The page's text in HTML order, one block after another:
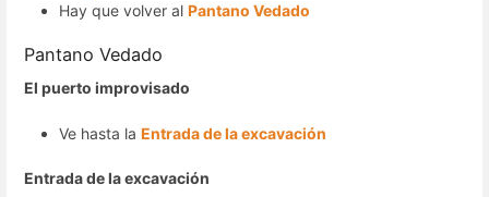
Hay que volver al Pantano Vedado
Pantano Vedado
El puerto improvisado
Ve hasta la Entrada de la excavación
Entrada de la excavación